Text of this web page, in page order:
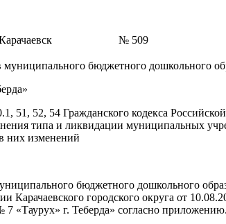
№ 509
муниципального бюджетного дошкольного
51, 52, 54 Гражданского кодекса
типа и ликвидации муниципальных
них изменений
бюджетного дошкольного
Карачаевского городского округа от
7 «Таурух» г. Теберда» согласно приложению.